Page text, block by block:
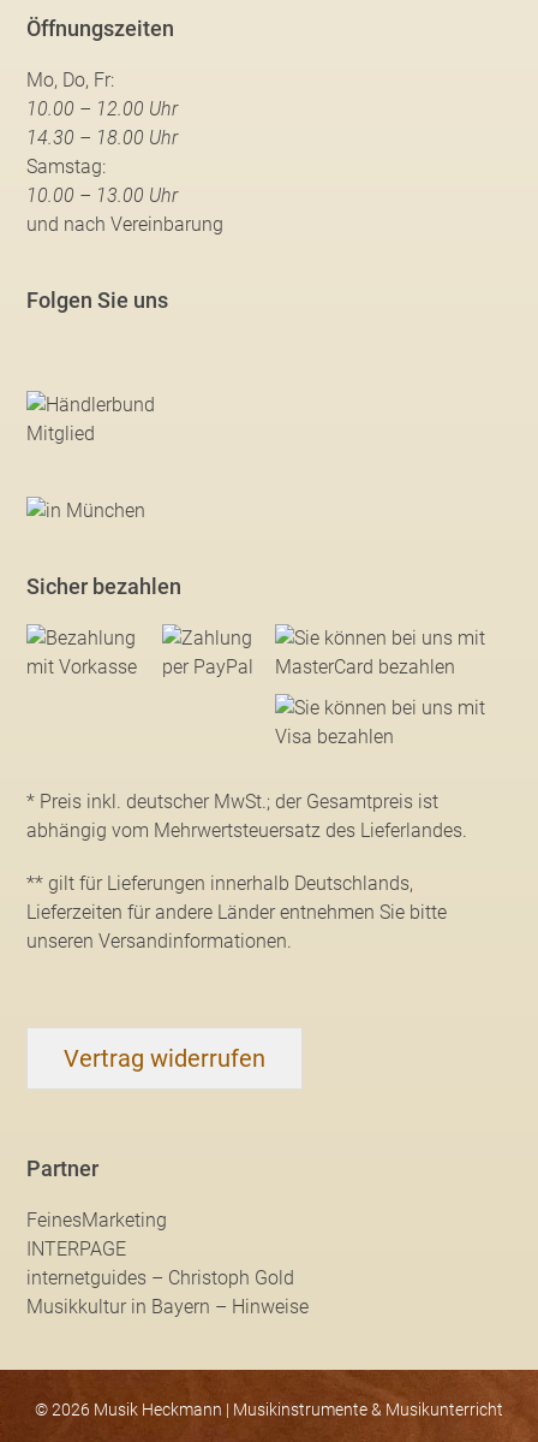
Öffnungszeiten
Mo, Do, Fr:
10.00 – 12.00 Uhr
14.30 – 18.00 Uhr
Samstag:
10.00 – 13.00 Uhr
und nach Vereinbarung
Folgen Sie uns
Sicher bezahlen
* Preis inkl. deutscher MwSt.; der Gesamtpreis ist
abhängig vom Mehrwertsteuersatz des Lieferlandes.
** gilt für Lieferungen innerhalb Deutschlands,
Lieferzeiten für andere Länder entnehmen Sie bitte
unseren Versandinformationen.
Vertrag widerrufen
Partner
FeinesMarketing
INTERPAGE
internetguides – Christoph Gold
Musikkultur in Bayern – Hinweise
© 2026 Musik Heckmann | Musikinstrumente & Musikunterricht